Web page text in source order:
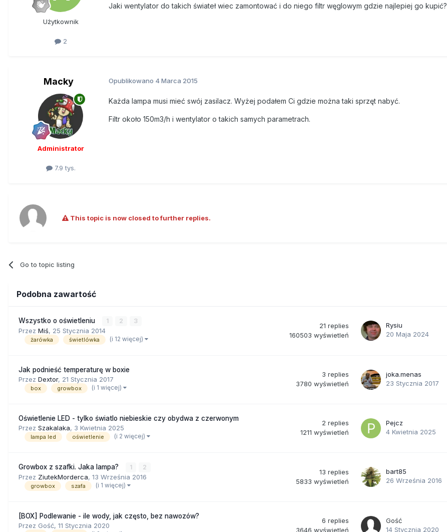
Użytkownik
2
Jaki wentylator do takich świateł wiec zamontować i do niego filtr węglowym gdzie najlepiej go kupić?
Macky
Administrator
7.9 tys.
Opublikowano 4 Marca 2015
Każda lampa musi mieć swój zasilacz. Wyżej podałem Ci gdzie można taki sprzęt nabyć.
Filtr około 150m3/h i wentylator o takich samych parametrach.
This topic is now closed to further replies.
Go to topic listing
Podobna zawartość
Wszystko o oświetleniu 1 2 3
Przez Miś, 25 Stycznia 2014
żarówka świetlówka (i 12 więcej)
21 replies
160503 wyświetleń
Rysiu
20 Maja 2024
Jak podnieść temperaturę w boxie
Przez Dextor, 21 Stycznia 2017
box growbox (i 1 więcej)
3 replies
3780 wyświetleń
joka.menas
23 Stycznia 2017
Oświetlenie LED - tylko światlo niebieskie czy obydwa z czerwonym
Przez Szakalaka, 3 Kwietnia 2025
lampa led oświetlenie (i 2 więcej)
2 replies
1211 wyświetleń
Pejcz
4 Kwietnia 2025
Growbox z szafki. Jaka lampa? 1 2
Przez ZiutekMorderca, 13 Września 2016
growbox szafa (i 1 więcej)
13 replies
5833 wyświetleń
bart85
26 Września 2016
[BOX] Podlewanie - ile wody, jak często, bez nawozów?
Przez Gość, 11 Stycznia 2020
6 replies
3646 wyświetleń
Gość
14 Stycznia 2020